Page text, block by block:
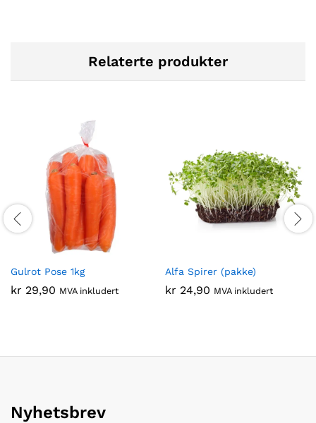
Relaterte produkter
Gulrot Pose 1kg
kr 29,90 MVA inkludert
Alfa Spirer (pakke)
kr 24,90 MVA inkludert
Nyhetsbrev